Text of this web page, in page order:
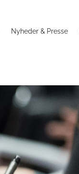
Nyheder & Presse